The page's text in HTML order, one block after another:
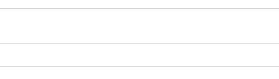
和菓子は"正面"を間違えると
【